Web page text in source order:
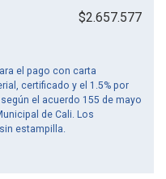
$2.657.577
el pago con carta
certificado y el 1.5% por
el acuerdo 155 de mayo
de Cali. Los
estampilla.